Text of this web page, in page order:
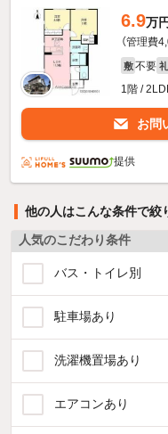
6.9万円
（管理費
敷 不要
1階 /
お問
提供
他の人はこんな条件で絞
人気のこだわり条件
バス・トイレ別
駐車場あり
洗濯機置場あり
エアコンあり